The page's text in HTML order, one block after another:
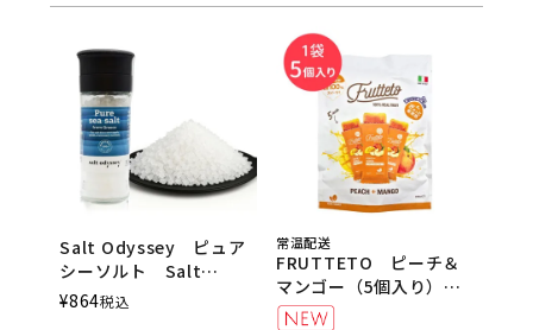
Salt Odyssey ピュア
シーソルト Salt
Odyssey（ソルトオデ
¥864税込
常温配送
FRUTTETO ピーチ＆
マンゴー（5個入り）
FRUTTETO（フルッテ